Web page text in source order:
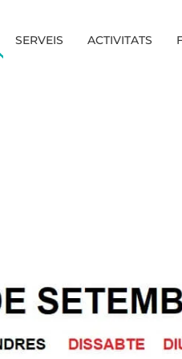
SERVEIS ACTIVITATS